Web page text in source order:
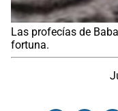
Las profecías de
fortuna.